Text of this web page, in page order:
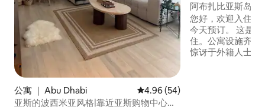
公寓 ｜ Abu Dhabi 平均评分 4.96 分（满分 5 分）
4.96 (54)
亚斯的波西米亚风格|靠近亚斯购物中心和
阿布扎比亚斯岛家
您好，欢迎入住我
今天预订。 这是
住。公寓设施齐全
惊讶于外籍人士在